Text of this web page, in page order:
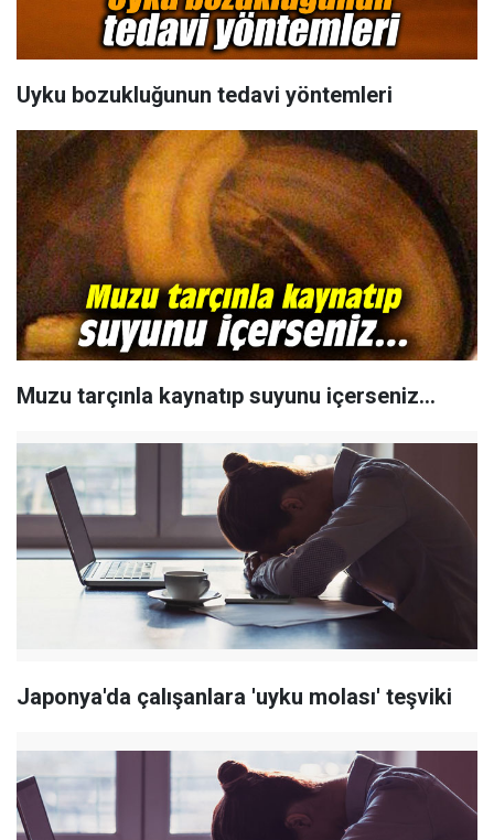
Uyku bozukluğunun tedavi yöntemleri
Muzu tarçınla kaynatıp suyunu içerseniz...
Japonya'da çalışanlara 'uyku molası' teşviki